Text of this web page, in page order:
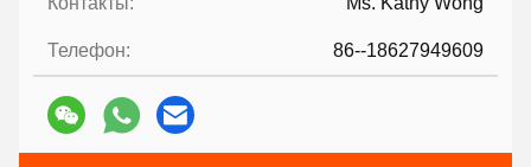
Телефон: 86--18627949609